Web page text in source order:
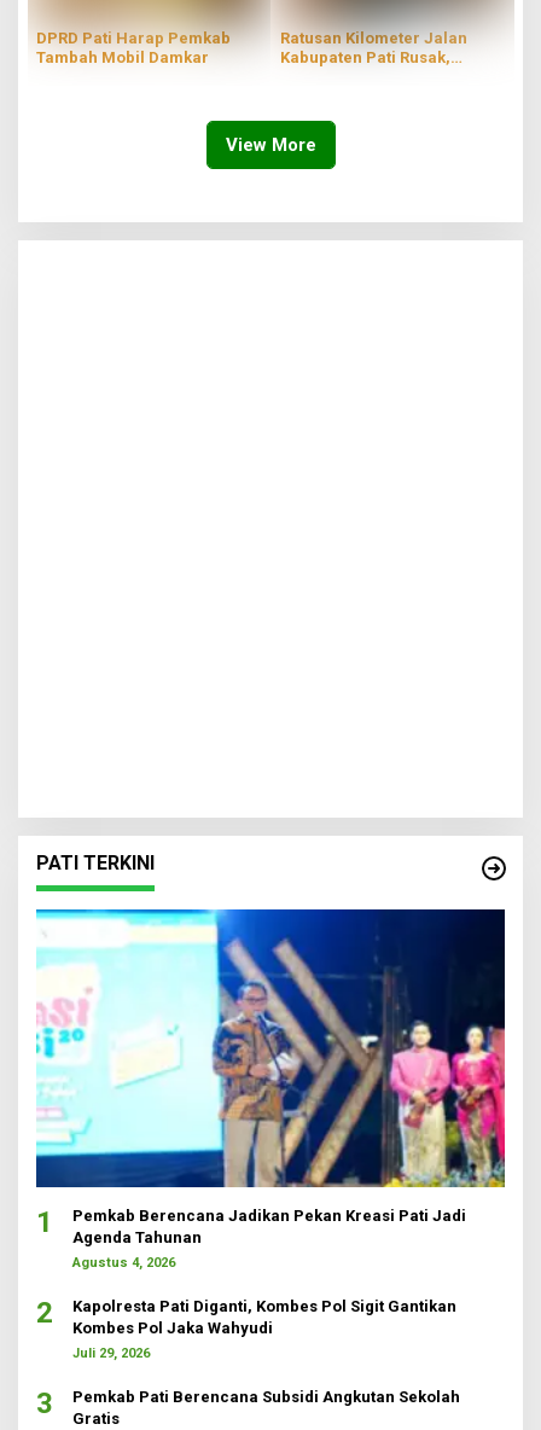
DPRD Pati Harap Pemkab
Tambah Mobil Damkar
Ratusan Kilometer Jalan
Kabupaten Pati Rusak,
View More
PATI TERKINI
1
Pemkab Berencana Jadikan Pekan Kreasi Pati Jadi
Agenda Tahunan
Agustus 4, 2026
2
Kapolresta Pati Diganti, Kombes Pol Sigit Gantikan
Kombes Pol Jaka Wahyudi
Juli 29, 2026
3
Pemkab Pati Berencana Subsidi Angkutan Sekolah
Gratis